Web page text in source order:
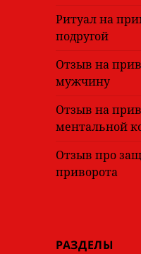
Ритуал на
подругой
Отзыв на
мужчину
Отзыв на
ментальной
Отзыв про
приворота
РАЗДЕЛЫ